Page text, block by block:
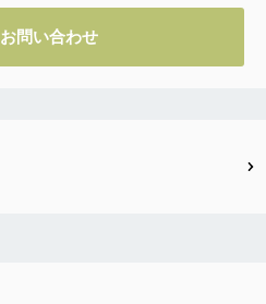
お問い合わせ